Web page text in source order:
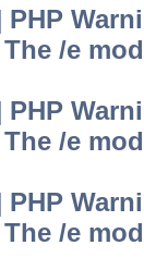
/e
/e
/e